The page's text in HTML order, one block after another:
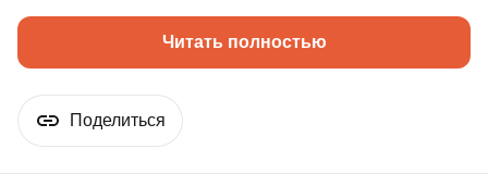
Читать полностью
Поделиться